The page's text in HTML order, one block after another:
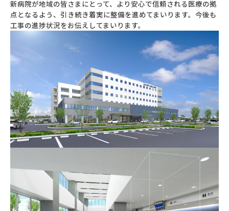
新病院が地域の皆さまにとって、より安心で信頼される医療の拠
点となるよう、引き続き着実に整備を進めてまいります。今後も
工事の進捗状況をお伝えしてまいります。